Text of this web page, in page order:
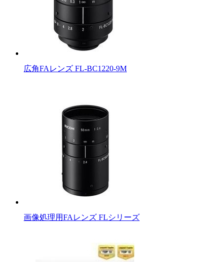
広角FAレンズ FL-BC1220-9M
画像処理用FAレンズ FLシリーズ